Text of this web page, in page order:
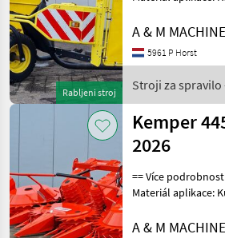
Rabljeni stroj
pro: Zemědělské
Weitere
A & M
5961 P Horst
Stroji za spravilo
poljedelstvo /
Kemper
2026
== Více
Materiál aplikace:
pro: Zemědělské
A & M